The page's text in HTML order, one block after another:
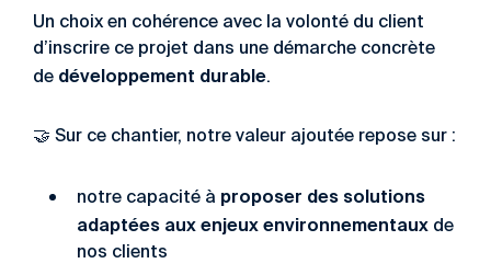
Un choix en cohérence avec la volonté du client
d’inscrire ce projet dans une démarche concrète
de développement durable.
🤝 Sur ce chantier, notre valeur ajoutée repose sur :
notre capacité à proposer des solutions
adaptées aux enjeux environnementaux de
nos clients